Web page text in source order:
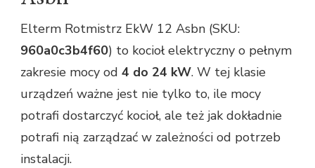
Elterm Rotmistrz EkW 12 Asbn (SKU:
960a0c3b4f60) to kocioł elektryczny o pełnym
zakresie mocy od 4 do 24 kW. W tej klasie
urządzeń ważne jest nie tylko to, ile mocy
potrafi dostarczyć kocioł, ale też jak dokładnie
potrafi nią zarządzać w zależności od potrzeb
instalacji.